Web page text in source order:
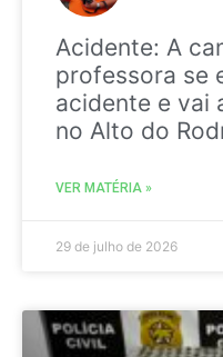
Acidente: A
professora se
acidente e vai
no Alto do
VER MATÉRIA »
29 de julho de 2026